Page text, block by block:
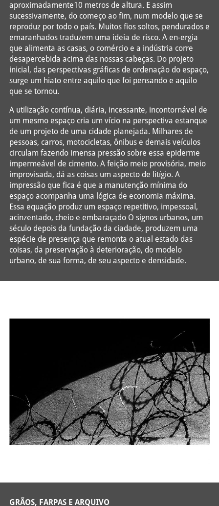
aproximadamente10 metros de altura. E assim
sucessivamente, do começo ao fim, num modelo que se
reproduz por todo o país. Muitos fios soltos, pendurados e
emaranhados traduzem uma ideia de risco. A en-ergia
que alimenta as casas, o comércio e a indústria corre
desapercebida acima das nossas cabeças. Do projeto
inicial, das perspectivas gráficas de ordenação do espaço,
surge um hiato entre aquilo que foi pensando e aquilo
que se tornou.
A utilização contínua, diária, incessante, incontornável de
um mesmo espaço cria um vício na perspectiva estanque
de um projeto de uma cidade planejada. Milhares de
pessoas, carros, motocicletas, ônibus e demais veículos
circulam fazendo imensa pressão sobre essa epiderme
impermeável de cimento. A feição meio provisória, meio
improvisada, dá as coisas um aspecto de litígio. A
impressão que fica é que a manutenção mínima do
espaço acompanha uma lógica de economia máxima.
Essa equação produz um espaço repetitivo, impessoal,
acinzentado, cheio e embaraçado O signos urbanos, um
século depois da fundação da ciadade, produzem uma
espécie de presença que remonta o atual estado das
coisas, da preservação à deterioração, do modelo
urbano, de sua forma, de seu aspecto e densidade.
GRÃOS, FARPAS E ARQUIVO